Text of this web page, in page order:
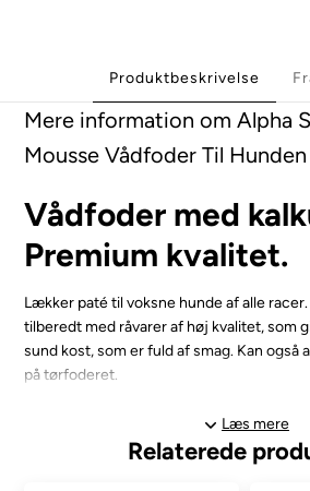
Produktbeskrivelse
Mere information om Alpha
Mousse Vådfoder Til
Vådfoder med
Premium kvalitet.
Lækker paté til voksne hunde af alle
tilberedt med råvarer af høj kvalitet, som
sund kost, som er fuld af smag. Kan også
på tørfoderet.
Produktet er glutenfrit og indeholder
smagsforstærkere eller vand.
Læs mere
Relaterede